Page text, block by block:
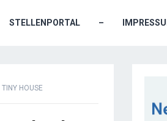
STELLENPORTAL –
HOUSE